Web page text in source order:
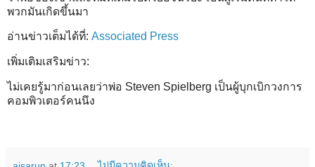
พวกมันเกิดขึ้นมา
อ่านข่าวเต็มได้ที่: Associated Press
เพิ่มเติมเสริมข่าว:
ไม่เคยรู้มาก่อนเลยว่าพ่อ Steven Spielberg เป็นผู้บุกเบิกวงการ
คอมพิวเตอร์คนนึง